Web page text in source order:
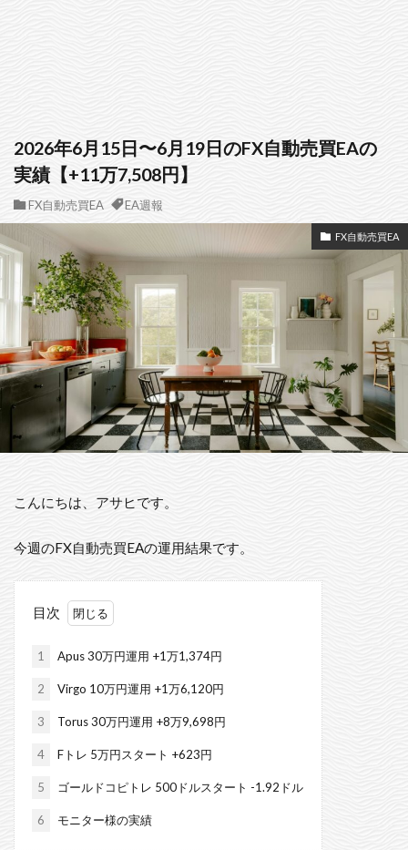
2026年6月15日〜6月19日のFX自動売買EAの
実績【+11万7,508円】
FX自動売買EA EA週報
FX自動売買EA
こんにちは、アサヒです。
今週のFX自動売買EAの運用結果です。
目次
1 Apus 30万円運用 +1万1,374円
2 Virgo 10万円運用 +1万6,120円
3 Torus 30万円運用 +8万9,698円
4 Fトレ 5万円スタート +623円
5 ゴールドコピトレ 500ドルスタート -1.92ドル
6 モニター様の実績